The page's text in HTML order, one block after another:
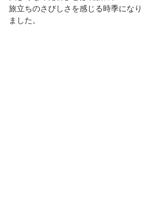
旅立ちのさびしさを感じる時季になり
ました。